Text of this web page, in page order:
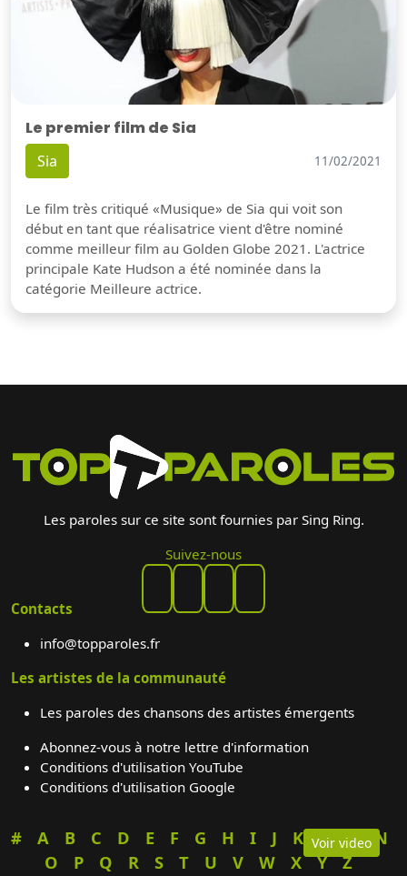
Voir video
Le premier film de Sia
Sia 11/02/2021
Le film très critiqué «Musique» de Sia qui voit son
début en tant que réalisatrice vient d'être nominé
comme meilleur film au Golden Globe 2021. L'actrice
principale Kate Hudson a été nominée dans la
catégorie Meilleure actrice.
Les paroles sur ce site sont fournies par Sing Ring.
Suivez-nous
Contacts
info@topparoles.fr
Les artistes de la communauté
Les paroles des chansons des artistes émergents
Abonnez-vous à notre lettre d'information
Conditions d'utilisation YouTube
Conditions d'utilisation Google
# A B C D E F G H I J K L M
N
O
P Q R S T U V W X Y Z